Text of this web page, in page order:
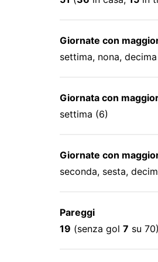
Giornate con
settima, nona,
Giornata con
settima (6)
Giornate con
seconda, sesta,
Pareggi
19 (senza gol 7 su 70)